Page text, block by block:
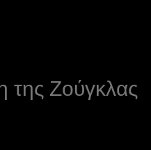
της Ζούγκλας